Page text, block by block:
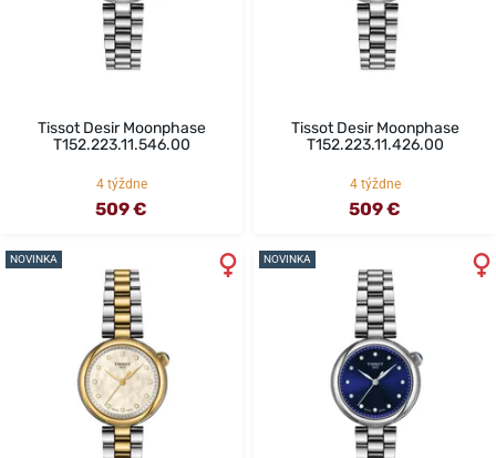
Tissot Desir Moonphase
T152.223.11.546.00
4 týždne
509 €
Tissot Desir Moonphase
T152.223.11.426.00
4 týždne
509 €
NOVINKA NOVINKA